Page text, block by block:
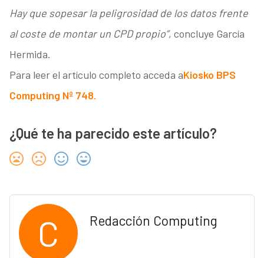
Hay que sopesar la peligrosidad de los datos frente
al coste de montar un CPD propio”, concluye García
Hermida.
Para leer el artículo completo acceda aKiosko BPS
Computing Nº 748.
¿Qué te ha parecido este artículo?
C Redacción Computing